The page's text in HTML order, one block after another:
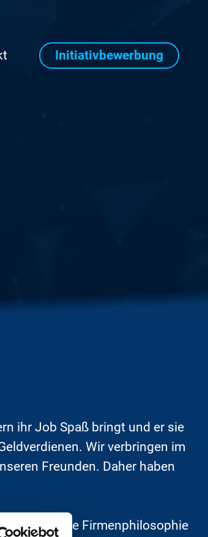
Initiativbewerbung
ihr Job Spaß bringt und er sie
Wir verbringen im
Freunden. Daher haben
dass die Firmenphilosophie